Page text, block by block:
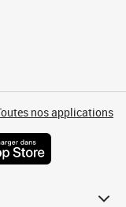
nos applications